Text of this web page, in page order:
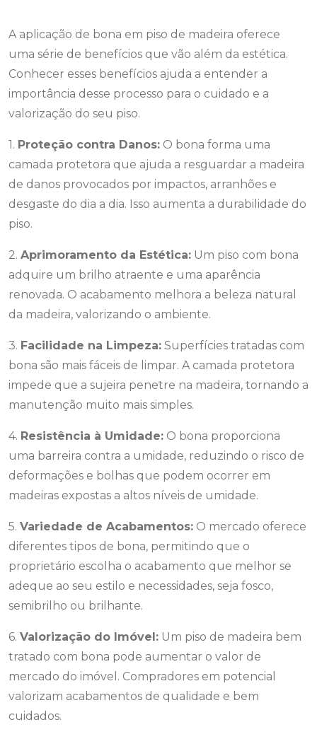
A aplicação de bona em piso de madeira oferece
uma série de benefícios que vão além da estética.
Conhecer esses benefícios ajuda a entender a
importância desse processo para o cuidado e a
valorização do seu piso.
1. Proteção contra Danos: O bona forma uma
camada protetora que ajuda a resguardar a madeira
de danos provocados por impactos, arranhões e
desgaste do dia a dia. Isso aumenta a durabilidade do
piso.
2. Aprimoramento da Estética: Um piso com bona
adquire um brilho atraente e uma aparência
renovada. O acabamento melhora a beleza natural
da madeira, valorizando o ambiente.
3. Facilidade na Limpeza: Superfícies tratadas com
bona são mais fáceis de limpar. A camada protetora
impede que a sujeira penetre na madeira, tornando a
manutenção muito mais simples.
4. Resistência à Umidade: O bona proporciona
uma barreira contra a umidade, reduzindo o risco de
deformações e bolhas que podem ocorrer em
madeiras expostas a altos níveis de umidade.
5. Variedade de Acabamentos: O mercado oferece
diferentes tipos de bona, permitindo que o
proprietário escolha o acabamento que melhor se
adeque ao seu estilo e necessidades, seja fosco,
semibrilho ou brilhante.
6. Valorização do Imóvel: Um piso de madeira bem
tratado com bona pode aumentar o valor de
mercado do imóvel. Compradores em potencial
valorizam acabamentos de qualidade e bem
cuidados.